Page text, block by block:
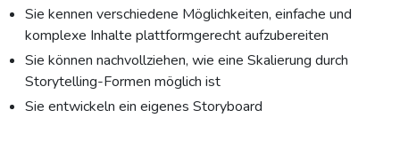
Sie kennen verschiedene Möglichkeiten, einfache und
komplexe Inhalte plattformgerecht aufzubereiten
Sie können nachvollziehen, wie eine Skalierung durch
Storytelling-Formen möglich ist
Sie entwickeln ein eigenes Storyboard